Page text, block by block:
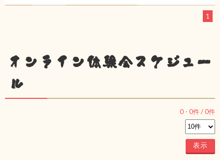
1
オンライン体験会スケジュー
ル
0 - 0件 /0件